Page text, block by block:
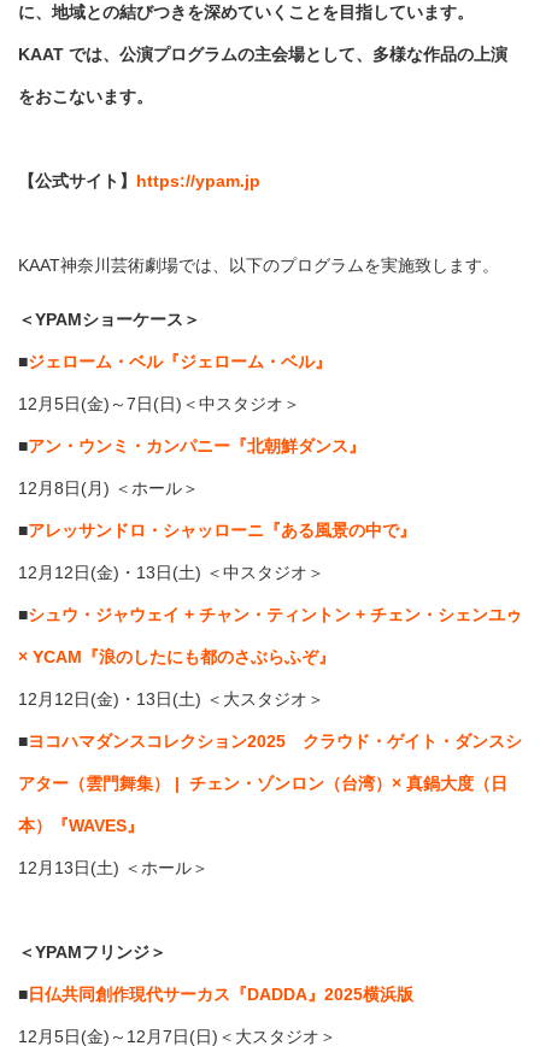
に、地域との結びつきを深めていくことを目指しています。
KAAT では、公演プログラムの主会場として、多様な作品の上演
をおこないます。
【公式サイト】 https://ypam.jp
KAAT神奈川芸術劇場では、以下のプログラムを実施致します。
＜YPAMショーケース＞
■ジェローム・ベル『ジェローム・ベル』
12月5日(金)～7日(日)＜中スタジオ＞
■アン・ウンミ・カンパニー『北朝鮮ダンス』
12月8日(月) ＜ホール＞
■アレッサンドロ・シャッローニ『ある風景の中で』
12月12日(金)・13日(土) ＜中スタジオ＞
■シュウ・ジャウェイ + チャン・ティントン + チェン・シェンユゥ
× YCAM『浪のしたにも都のさぶらふぞ』
12月12日(金)・13日(土) ＜大スタジオ＞
■ヨコハマダンスコレクション2025 クラウド・ゲイト・ダンスシ
アター（雲門舞集） | チェン・ゾンロン（台湾）× 真鍋大度（日
本）『WAVES』
12月13日(土) ＜ホール＞
＜YPAMフリンジ＞
■日仏共同創作現代サーカス『DADDA』2025横浜版
12月5日(金)～12月7日(日)＜大スタジオ＞